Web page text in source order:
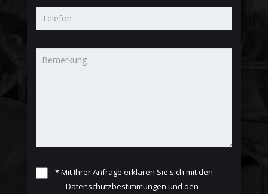
*Mit Ihrer Anfrage erklären Sie sich mit den
Datenschutzbestimmungen und den